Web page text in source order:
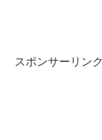
スポンサーリンク